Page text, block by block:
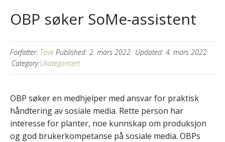
OBP søker SoMe-assistent
Forfatter: Tove Published: 2. mars 2022 Updated: 4. mars 2022
Category:Ukategorisert
OBP søker en medhjelper med ansvar for praktisk
håndtering av sosiale media. Rette person har
interesse for planter, noe kunnskap om produksjon
og god brukerkompetanse på sosiale media. OBPs